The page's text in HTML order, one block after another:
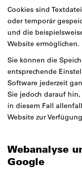
Cookies sind
oder temporär
und die
Website ermöglichen.
Sie können die
entsprechende
Software jederzeit
Sie jedoch darauf
in diesem Fall
Website zur
Webanalyse
Google